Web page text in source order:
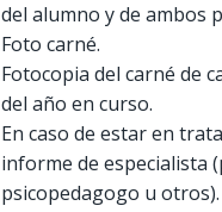
del alumno y de ambos
Foto carné.
Fotocopia del carné de
del año en curso.
En caso de estar en
informe de especialista
psicopedagogo u otros).